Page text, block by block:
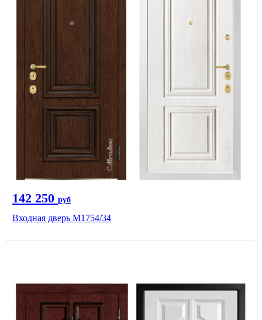
142 250 руб
Входная дверь М1754/34